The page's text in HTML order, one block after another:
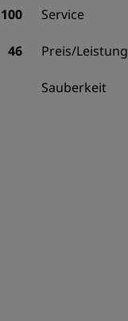
100
46
Service
Preis/Leistung
Sauberkeit